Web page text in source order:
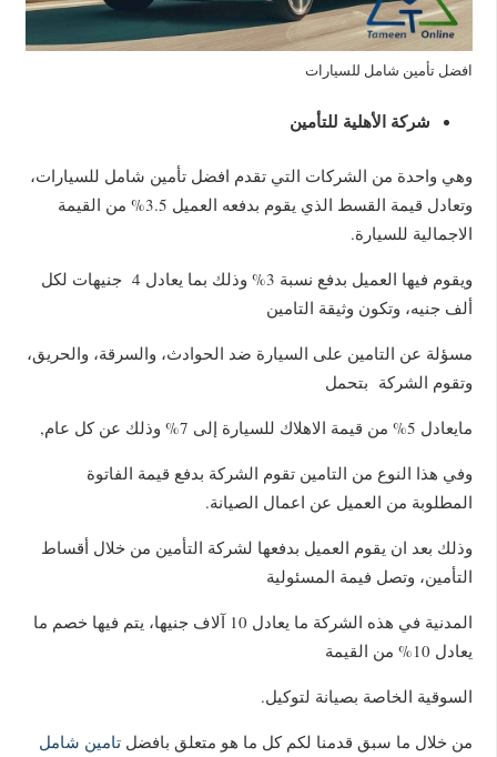
افضل تأمين شامل للسيارات
شركة الأهلية للتأمين
وهي واحدة من الشركات التي تقدم افضل تأمين شامل للسيارات،
وتعادل قيمة القسط الذي يقوم بدفعه العميل 3.5% من القيمة
الاجمالية للسيارة.
ويقوم فيها العميل بدفع نسبة 3% وذلك بما يعادل 4 جنيهات لكل
ألف جنيه، وتكون وثيقة التامين
مسؤلة عن التامين على السيارة ضد الحوادث، والسرقة، والحريق،
وتقوم الشركة بتحمل
مايعادل 5% من قيمة الاهلاك للسيارة إلى 7% وذلك عن كل عام,
وفي هذا النوع من التامين تقوم الشركة بدفع قيمة الفاتوة
المطلوبة من العميل عن اعمال الصيانة.
وذلك بعد ان يقوم العميل بدفعها لشركة التأمين من خلال أقساط
التأمين، وتصل فيمة المسئولية
المدنية في هذه الشركة ما يعادل 10 آلاف جنيها، يتم فيها خصم ما
يعادل 10% من القيمة
السوقية الخاصة بصيانة لتوكيل.
من خلال ما سبق قدمنا لكم كل ما هو متعلق بافضل تامين شامل